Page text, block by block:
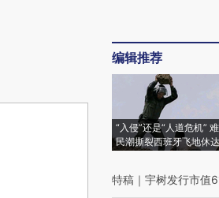
编辑推荐
“入侵”还是“人道危机” 难
民潮撕裂西班牙飞地休达
特稿 ｜ 宇树发行市值